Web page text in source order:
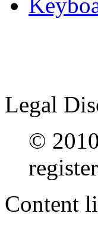
Legal
©
Content